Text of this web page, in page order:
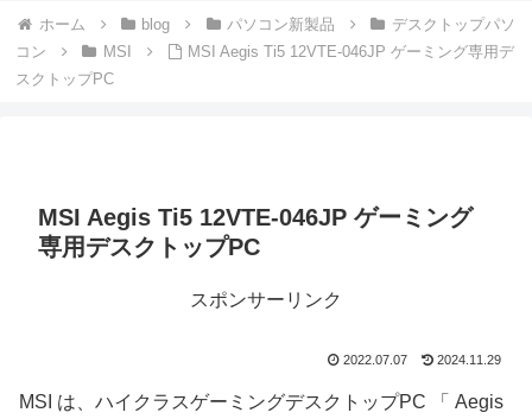
ホーム blog パソコン新製品
デスクトップパソ
コン
MSI
MSI Aegis Ti5 12VTE-046JP ゲーミング専用デ
スクトップPC
MSI Aegis Ti5 12VTE-046JP ゲーミング
専用デスクトップPC
スポンサーリンク
2022.07.07 2024.11.29
MSI は、ハイクラスゲーミングデスクトップPC 「 Aegis